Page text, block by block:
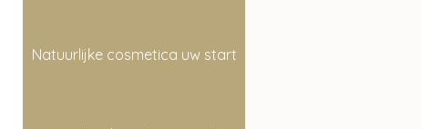
Natuurlijke cosmetica uw start